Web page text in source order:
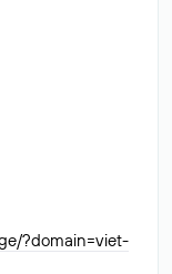
?domain=viet-